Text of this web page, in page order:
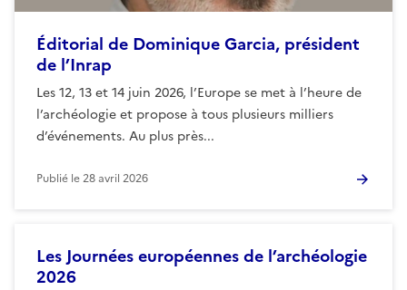
Éditorial de Dominique Garcia, président
de l’Inrap
Les 12, 13 et 14 juin 2026, l’Europe se met à l’heure de
l’archéologie et propose à tous plusieurs milliers
d’événements. Au plus près...
Publié le28 avril 2026
Les Journées européennes de l’archéologie
2026